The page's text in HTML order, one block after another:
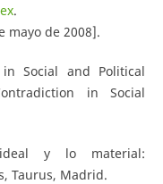
.
de 2008].
Social and Political
in Social
y lo material:
Taurus, Madrid.